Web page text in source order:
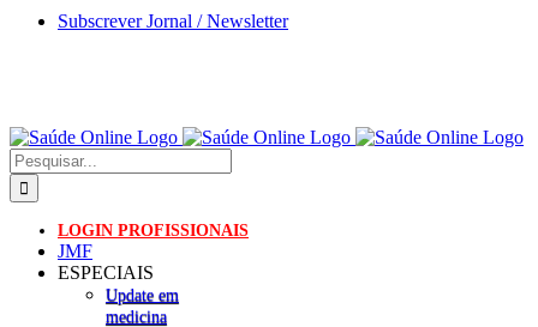
Skip
Subscrever Jornal / Newsletter
Pesquisar
LOGIN PROFISSIONAIS
JMF
ESPECIAIS
Update em
medicina